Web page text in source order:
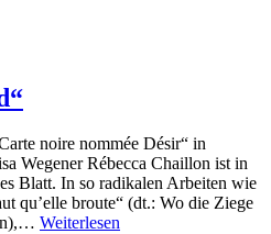
noire nommée Désir“ in
Wegener Rébecca Chaillon ist in
Blatt. In so radikalen Arbeiten wie
qu’elle broute“ (dt.: Wo die Ziege
Weiterlesen